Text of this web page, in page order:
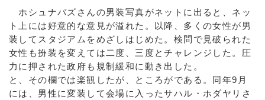
ホシュナバズさんの男装写真がネットに出ると、ネッ
ト上には好意的な意見が溢れた。以降、多くの女性が男
装してスタジアムをめざしはじめた。検問で見破られた
女性も扮装を変えては二度、三度とチャレンジした。圧
力に押された政府も規制緩和に動き出した。
と、その欄では楽観したが、ところがである。同年9月
には、男性に変装して会場に入ったサハル・ホダヤリさ